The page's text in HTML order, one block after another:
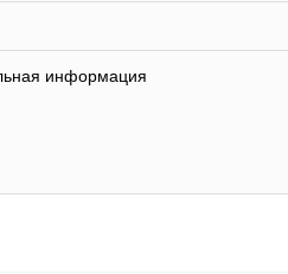
информация